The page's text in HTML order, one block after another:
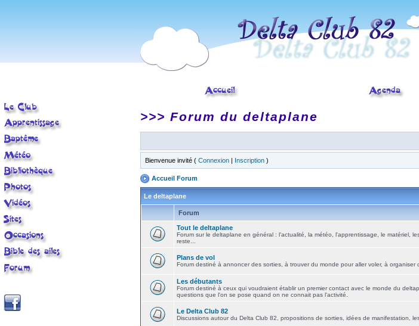
>>> Forum du deltaplane
Bienvenue invité ( Connexion | Inscription )
Accueil Forum
Le deltaplane
Forum
Tout le deltaplane
Forum sur le deltaplane en général : l'actualité, la météo, l'apprentissage, le matériel,
reste...
Plans de vol
Forum destiné à annoncer des sorties, à trouver du monde pour aller voler, à organiser
Les débutants
Forum destiné à ceux qui voudraient établir un premier contact avec le monde du
questions que l'on se pose quand on ne connait pas l'activité.
Le Delta Club 82
Discussions autour du Delta Club 82, propositions de sorties, idées de manifestation,